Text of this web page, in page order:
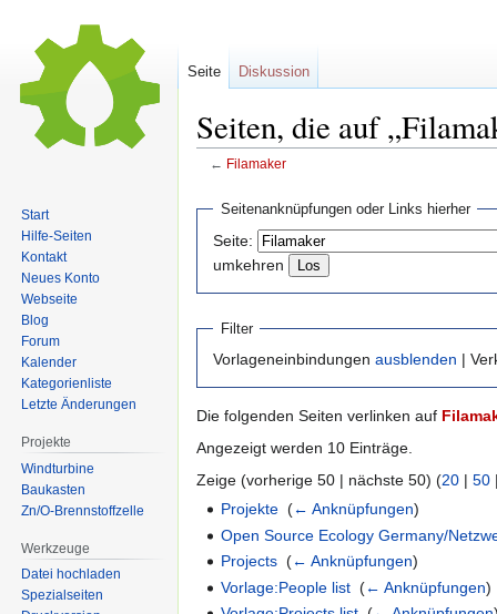
Seiten, die auf
← Filamaker
Navigation
springen
springen
Seitenanknüpfungen oder Links hierher
Seite:
umkehren
Filter
Vorlageneinbindungen ausblenden |
Die folgenden Seiten verlinken auf
Angezeigt werden 10 Einträge.
Zeige (vorherige 50 | nächste 50) (20 | 50
Projekte ‎(← Anknüpfungen)
Open Source Ecology Germany/
Projects ‎(← Anknüpfungen)
Vorlage:People list ‎(← Anknüpfungen)
Seite Diskussion
Start
Hilfe-Seiten
Kontakt
Neues Konto
Webseite
Blog
Forum
Kalender
Kategorienliste
Letzte Änderungen
Projekte
Windturbine
Baukasten
Zn/O-Brennstoffzelle
Werkzeuge
Datei hochladen
Spezialseiten